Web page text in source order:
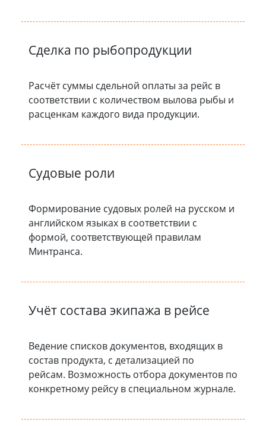
Сделка по рыбопродукции
Расчёт суммы сдельной оплаты за рейс в
соответствии с количеством вылова рыбы и
расценкам каждого вида продукции.
Судовые роли
Формирование судовых ролей на русском и
английском языках в соответствии с
формой, соответствующей правилам
Минтранса.
Учёт состава экипажа в рейсе
Ведение списков документов, входящих в
состав продукта, с детализацией по
рейсам. Возможность отбора документов по
конкретному рейсу в специальном журнале.